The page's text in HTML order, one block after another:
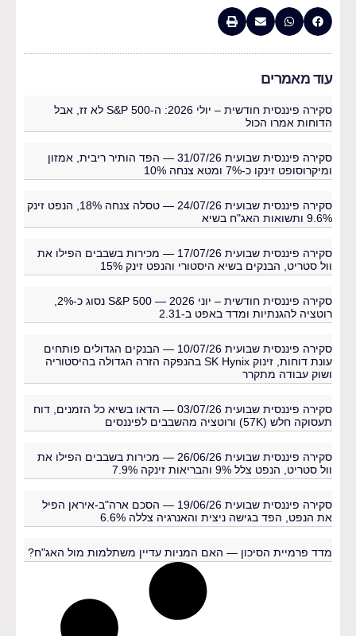
עוד מאמרים
סקירה פיננסית חודשית – יולי 2026: ה-S&P 500 לא זז, אבל
הדוחות אמרו הכול
סקירה פיננסית שבועית 31/07/26 — הפד הותיר ריבית, אמזון
ומיקרוסופט זינקו כ-7% ומטא צנחה 10%
סקירה פיננסית שבועית 24/07/26 — טסלה צנחה 18%, הנפט זינק
9.6% ותשואות האג"ח בשיא
סקירה פיננסית שבועית 17/07/26 — מכירות בשבבים הפילו את
וול סטריט, הבנקים בשיא היסטורי והנפט זינק 15%
רוטציה להגנתיות ומדד באפט ב-2.31
סקירה פיננסית שבועית 10/07/26 — הבנקים הגדולים פותחים
עונת דוחות, זינוק SK Hynix בהנפקה הזרה הגדולה בהיסטוריה
ושוק עבודה מתקרר
סקירה פיננסית שבועית 03/07/26 — הדאו בשיא כל הזמנים, דוח
תעסוקה חלש (57K) ורוטציה מהשבבים לפיננסים
סקירה פיננסית שבועית 26/06/26 — מכירות בשבבים הפילו את
וול סטריט, הנפט צלל 9% והבריאות זינקה 7.9%
סקירה פיננסית שבועית 19/06/26 — הסכם ארה"ב-איראן הפיל
את הנפט, הפד בגישה ניצית והאנרגיה צללה 6.6%
מדד פרמיית הסיכון — האם המניות עדיין משתלמות מול האג"ח?